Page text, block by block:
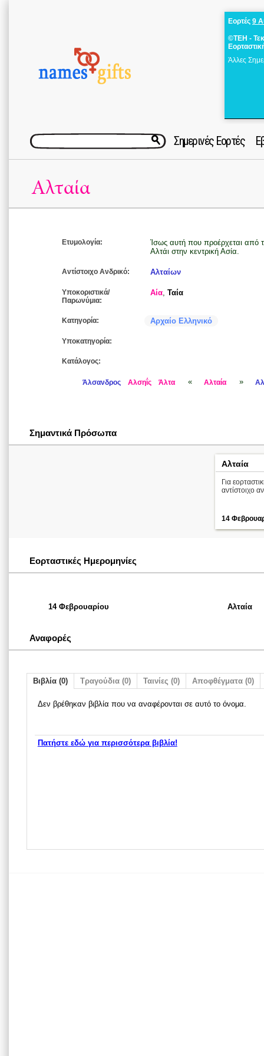
Εορτές 9
©ΤΕΗ -
Άλλες
Σημερινές Εορτές
Αλταία
Ετυμολογία:
Ίσως αυτή που προέρχεται από
Αλτάι στην κεντρική Ασία.
Αντίστοιχο Ανδρικό: Αλταίων
Υποκοριστικά/
Παρωνύμια:
Αία, Ταία
Κατηγορία: Αρχαίο Ελληνικό
Υποκατηγορία:
Κατάλογος:
Άλσανδρος Αλσηΐς Άλτα « Αλταία »
Σημαντικά Πρόσωπα
Αλταία
Για
αντίστοιχο
14
Εορταστικές Ημερομηνίες
14 Φεβρουαρίου Αλταία
Αναφορές
Βιβλία (0) Τραγούδια (0) Ταινίες (0) Αποφθέγματα (0)
Δεν βρέθηκαν βιβλία που να αναφέρονται σε αυτό το όνομα.
Πατήστε εδώ για περισσότερα βιβλία!